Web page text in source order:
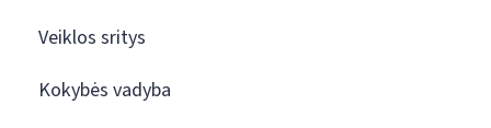
Veiklos sritys
Kokybės vadyba